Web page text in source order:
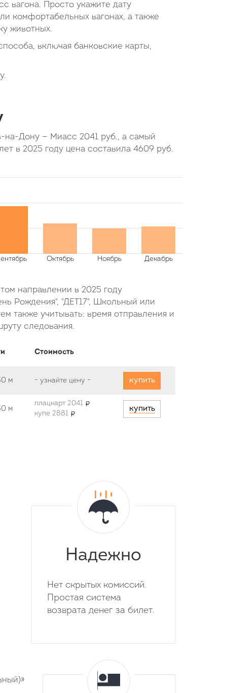
вагона. Просто укажите дату
комфортабельных вагонах, а также
животных.
включая банковские карты,
на-Дону — Миасс 2041 руб., а самый
в 2025 году цена составила 4609 руб.
направлении в 2025 году
Рождения", "ДЕТ17", Школьный или
также учитывать: время отправления и
следования.
Стоимость
м -узнайте цену - купить
м
плацкарт 2041
купе 2881
купить
Надежно
Нет скрытых комиссий.
Простая система
возврата денег за билет.